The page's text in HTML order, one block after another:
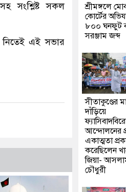
সংশ্লিষ্ট সকল
নিতেই এই সভার
শ্রীমঙ্গলে
কোর্টের
৮০০ ঘনফুট
সরঞ্জাম জব্দ
সীতাকুণ্ডের
দাঁড়িয়ে
আন্দোলনের
একাত্মতা
করেছিলেন
জিয়া-
চৌধুরী